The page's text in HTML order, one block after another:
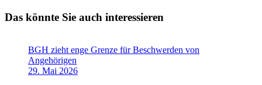
Das könnte Sie auch interessieren
BGH zieht enge Grenze für Beschwerden von
Angehörigen
29. Mai 2026